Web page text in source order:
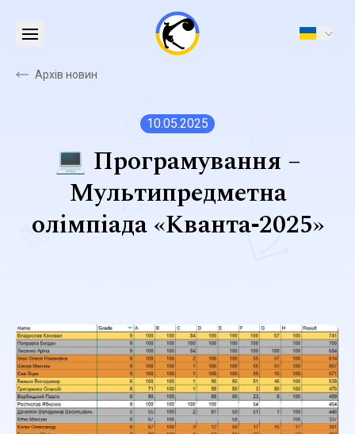
Архів новин
10.05.2025
💻 Програмування –
Мультипредметна
олімпіада «Кванта‑2025»